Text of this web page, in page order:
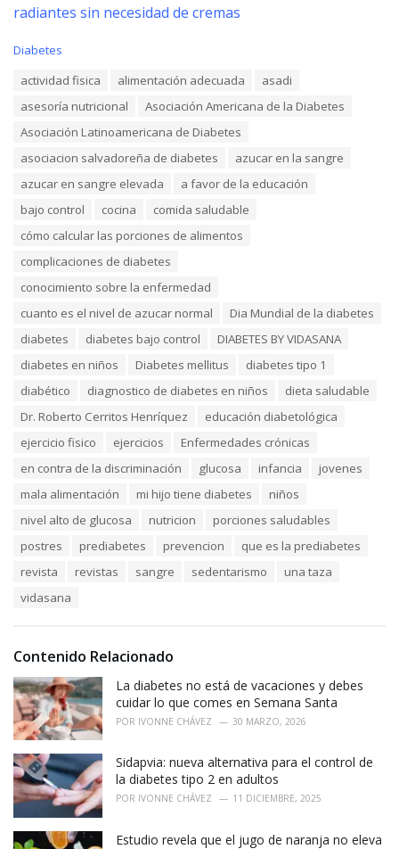
radiantes sin necesidad de cremas
C
Diabetes
actividad fisica alimentación adecuada
asadi
asesoría nutricional
Asociación Americana de la Diabetes
Asociación Latinoamericana de Diabetes
asociacion salvadoreña de diabetes
azucar en la sangre
azucar en sangre elevada
a favor de la educación
bajo control
cocina
comida saludable
cómo calcular las porciones de alimentos
complicaciones de diabetes
conocimiento sobre la enfermedad
cuanto es el nivel de azucar normal
Dia Mundial de la diabetes
diabetes
diabetes bajo control
DIABETES BY VIDASANA
diabetes en niños
Diabetes mellitus
diabetes tipo 1
diabético
diagnostico de diabetes en niños
dieta saludable
Dr. Roberto Cerritos Henríquez
educación diabetológica
ejercicio fisico
ejercicios
Enfermedades crónicas
en contra de la discriminación
glucosa infancia
jovenes
mala alimentación
mi hijo tiene diabetes
niños
nivel alto de glucosa
nutricion
porciones saludables
postres
prediabetes prevencion
que es la prediabetes
revista
revistas sangre sedentarismo
una taza
vidasana
Contenido Relacionado
La diabetes no está de vacaciones y debes
cuidar lo que comes en Semana Santa
POR IVONNE CHÁVEZ 30 MARZO, 2026
Sidapvia: nueva alternativa para el control de
la diabetes tipo 2 en adultos
POR IVONNE CHÁVEZ 11 DICIEMBRE, 2025
Estudio revela que el jugo de naranja no eleva